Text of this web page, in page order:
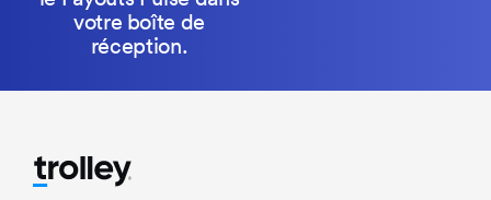
votre boîte de
réception.